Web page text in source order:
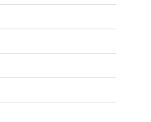
Dezember 2020
November 2020